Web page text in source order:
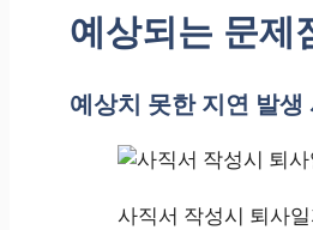
예상되는 문제
예상치 못한 지연 발생
사직서 작성시 퇴사